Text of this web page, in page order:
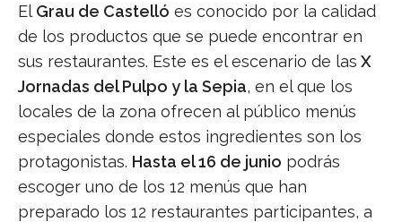
El Grau de Castelló es conocido por la calidad
de los productos que se puede encontrar en
sus restaurantes. Este es el escenario de las X
Jornadas del Pulpo y la Sepia, en el que los
locales de la zona ofrecen al público menús
especiales donde estos ingredientes son los
protagonistas. Hasta el 16 de junio podrás
escoger uno de los 12 menús que han
preparado los 12 restaurantes participantes, a